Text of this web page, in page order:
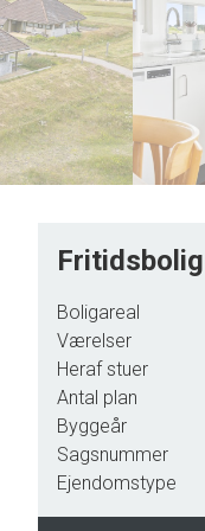
6
7
8
Fritidsbolig
Boligareal
Værelser
Heraf stuer
Antal plan
Byggeår
Sagsnummer
Ejendomstype